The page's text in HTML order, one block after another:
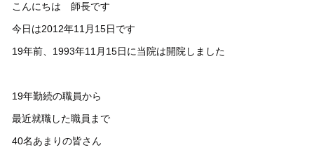
こんにちは 師長です
今日は2012年11月15日です
19年前、1993年11月15日に当院は開院しました
19年勤続の職員から
最近就職した職員まで
40名あまりの皆さん